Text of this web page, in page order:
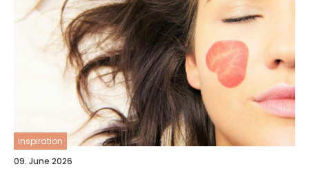
inspiration
09. June 2026